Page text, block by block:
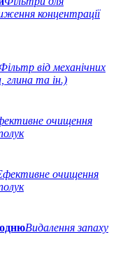
концентрації
Фільтр від механічних
глина та ін.)
очищення
очищення
Видалення запаху